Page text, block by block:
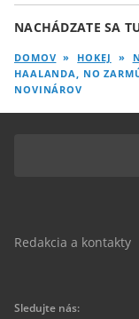
NACHÁDZATE SA
DOMOV » HOKEJ »
HAALANDA, NO
NOVINÁROV
Redakcia a kontakty
Sledujte nás: